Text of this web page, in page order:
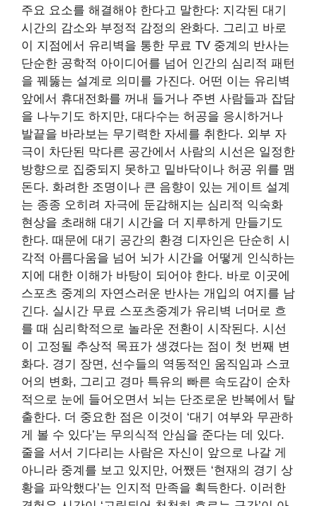
주요 요소를 해결해야 한다고 말한다: 지각된 대기
시간의 감소와 부정적 감정의 완화다. 그리고 바로
이 지점에서 유리벽을 통한 무료 TV 중계의 반사는
단순한 공학적 아이디어를 넘어 인간의 심리적 패턴
을 꿰뚫는 설계로 의미를 가진다. 어떤 이는 유리벽
앞에서 휴대전화를 꺼내 들거나 주변 사람들과 잡담
을 나누기도 하지만, 대다수는 허공을 응시하거나
발끝을 바라보는 무기력한 자세를 취한다. 외부 자
극이 차단된 막다른 공간에서 사람의 시선은 일정한
방향으로 집중되지 못하고 밑바닥이나 허공 위를 맴
돈다. 화려한 조명이나 큰 음향이 있는 게이트 설계
는 종종 오히려 자극에 둔감해지는 심리적 익숙화
현상을 초래해 대기 시간을 더 지루하게 만들기도
한다. 때문에 대기 공간의 환경 디자인은 단순히 시
각적 아름다움을 넘어 뇌가 시간을 어떻게 인식하는
지에 대한 이해가 바탕이 되어야 한다. 바로 이곳에
스포츠 중계의 자연스러운 반사는 개입의 여지를 남
긴다. 실시간 무료 스포츠중계가 유리벽 너머로 흐
를 때 심리학적으로 놀라운 전환이 시작된다. 시선
이 고정될 추상적 목표가 생겼다는 점이 첫 번째 변
화다. 경기 장면, 선수들의 역동적인 움직임과 스코
어의 변화, 그리고 경마 특유의 빠른 속도감이 순차
적으로 눈에 들어오면서 뇌는 단조로운 반복에서 탈
출한다. 더 중요한 점은 이것이 ‘대기 여부와 무관하
게 볼 수 있다’는 무의식적 안심을 준다는 데 있다.
줄을 서서 기다리는 사람은 자신이 앞으로 나갈 게
아니라 중계를 보고 있지만, 어쨌든 ‘현재의 경기 상
황을 파악했다’는 인지적 만족을 획득한다. 이러한